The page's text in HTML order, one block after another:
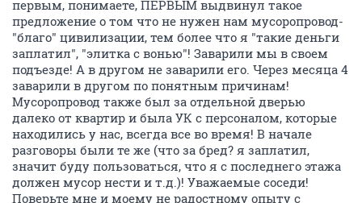
Бесполезно спорить и ругаться здесь по этому
поводу! За это нужно голосовать! А голосование
соответственно должно провести УК! А теперь мой
опыт! Итак! Жил в новой девятиэтажной панельке с
момента сдачи! В начале, естественно, все было ок!
Попытки одного двух жильцов заварить
мусоропровод не увенчались успехом! Их никто даже
не воспринял всерьез! Но уже после полугода
использования его полноценно, в подъездах
появился запах, постоянно забивался мусоропровод
и т.д.. Вообщем, прочистили его и заварили! Жил
тогда на 8 этаже! И был рад что такое решение